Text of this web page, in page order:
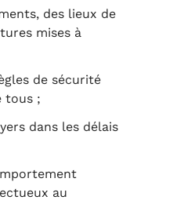
des lieux de
mises à
de sécurité
tous ;
dans les délais
au